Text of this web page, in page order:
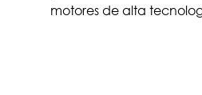
motores de alta